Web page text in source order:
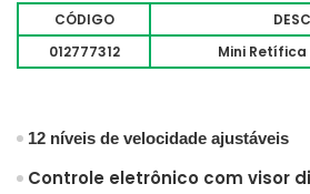
CÓDIGO
012777312
Mini Retífica
12 níveis de velocidade ajustáveis
Controle eletrônico com visor